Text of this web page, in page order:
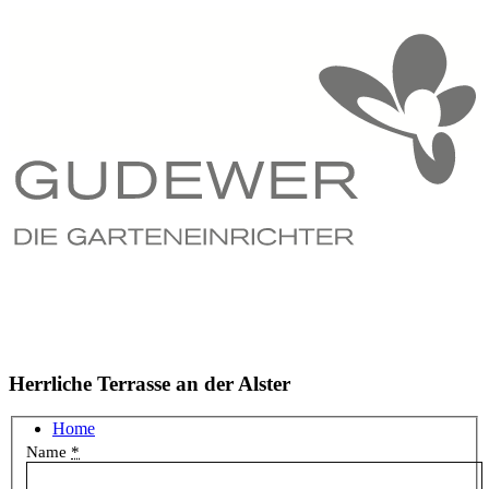
Home
Herrliche Terrasse an der Alster
Name *